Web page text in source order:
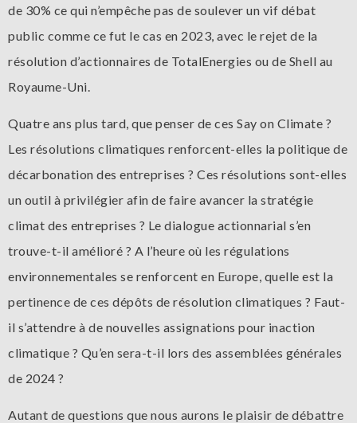
de 30% ce qui n’empêche pas de soulever un vif débat
public comme ce fut le cas en 2023, avec le rejet de la
résolution d’actionnaires de TotalEnergies ou de Shell au
Royaume-Uni.
Quatre ans plus tard, que penser de ces Say on Climate ?
Les résolutions climatiques renforcent-elles la politique de
décarbonation des entreprises ? Ces résolutions sont-elles
un outil à privilégier afin de faire avancer la stratégie
climat des entreprises ? Le dialogue actionnarial s’en
trouve-t-il amélioré ? A l’heure où les régulations
environnementales se renforcent en Europe, quelle est la
pertinence de ces dépôts de résolution climatiques ? Faut-
il s’attendre à de nouvelles assignations pour inaction
climatique ? Qu’en sera-t-il lors des assemblées générales
de 2024 ?
Autant de questions que nous aurons le plaisir de débattre